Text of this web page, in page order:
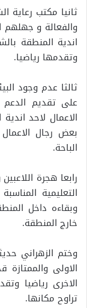
ثانيا مكتب رعاية
والفعالة و جهلهم
اندية المنطقة
وتقدمها رياضيا.
ثالثا عدم وجود
على تقديم
الاعمال لاحد
بعض رجال
الباحة.
رابعا هجرة
التعليمية
وبقاءه داخل
خارج المنطقة.
وختم الزهراني
الاولى
الاخرى رياضيا
تراوح مكانها.